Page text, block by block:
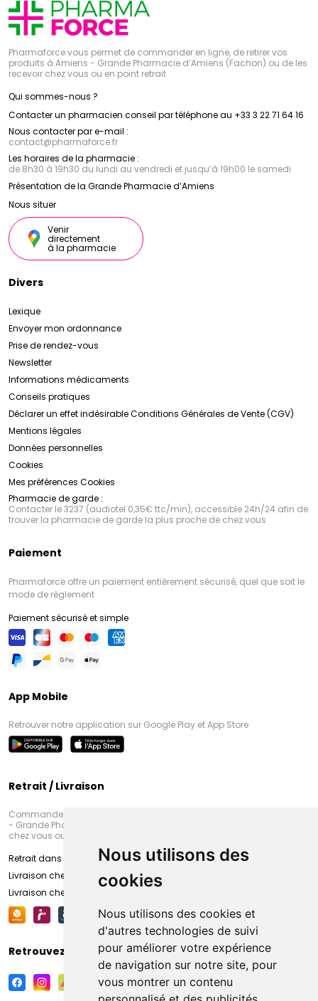
Nous utilisons des
cookies
Nous utilisons des cookies et
d'autres technologies de suivi
pour améliorer votre expérience
de navigation sur notre site, pour
vous montrer un contenu
Pharmaforce vous permet de commander en ligne, de retirer vos
produits à Amiens - Grande Pharmacie d’Amiens (Fachon) ou de les
recevoir chez vous ou en point retrait
Qui sommes-nous ?
Contacter un pharmacien conseil par téléphone au +33 3 22 71 64 16
Nous contacter par e-mail :
contact@pharmaforce.fr
Les horaires de la pharmacie :
de 8h30 à 19h30 du lundi au vendredi et jusqu’à 19h00 le samedi
Présentation de la Grande Pharmacie d’Amiens
Nous situer
Venir
directement
à la pharmacie
Divers
Lexique
Envoyer mon ordonnance
Prise de rendez-vous
Newsletter
Informations médicaments
Conseils pratiques
Déclarer un effet indésirableConditions Générales de Vente (CGV)
Mentions légales
Données personnelles
Cookies
Mes préférences Cookies
Pharmacie de garde :
Contacter le 3237 (audiotel 0,35€ ttc/min), accessible 24h/24 afin de
trouver la pharmacie de garde la plus proche de chez vous
Paiement
Pharmaforce offre un paiement entièrement sécurisé, quel que soit le
mode de règlement
Paiement sécurisé et simple
App Mobile
Retrouver notre application sur Google Play et App Store
Retrait / Livraison
Commandez en ligne et venez chercher votre commande à Amiens
- Grande Pharmacie d’Amiens (Fachon) ou recevez-là rapidement
chez vous ou en point retrait
Retrait dans la pharmacie d’Amiens
Livraison chez vous
Livraison chez votre commerçant
Retrouvez-nous sur vos réseaux sociaux